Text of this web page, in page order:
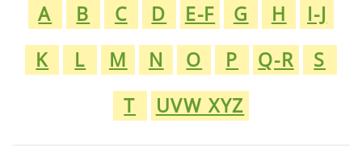
A
B C D E-F G H
I-J
K
L M N O P Q-R
S
T
UVW XYZ